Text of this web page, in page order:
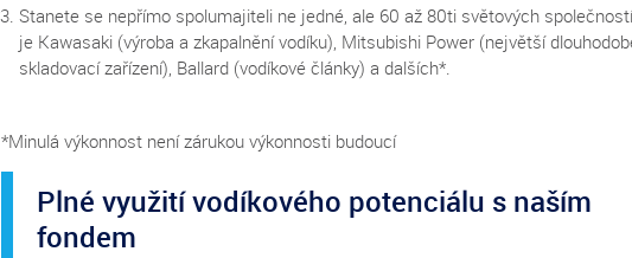
Stanete se nepřímo spolumajiteli ne jedné, ale 60 až 80ti světových
je Kawasaki (výroba a zkapalnění vodíku), Mitsubishi Power (největší
skladovací zařízení), Ballard (vodíkové články) a dalších*.
*Minulá výkonnost není zárukou výkonnosti budoucí
Plné využití vodíkového potenciálu s naším
fondem